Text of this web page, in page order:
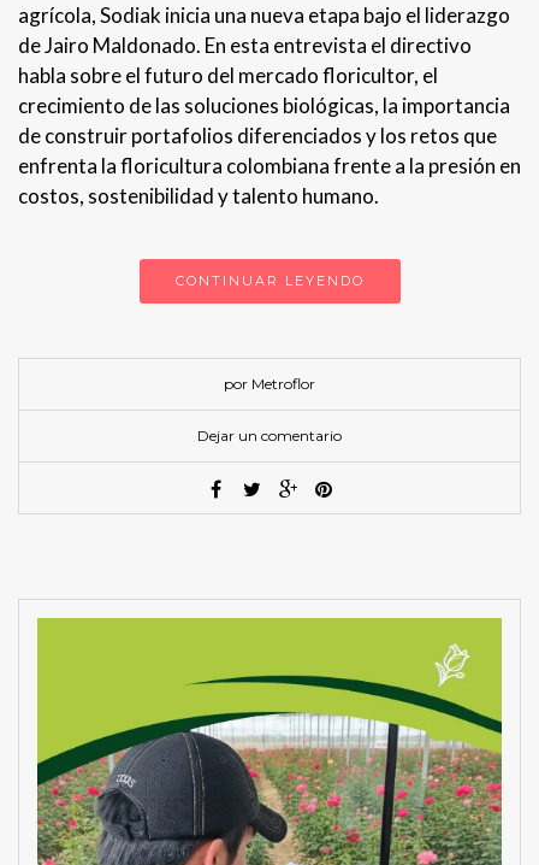
agrícola, Sodiak inicia una nueva etapa bajo el liderazgo
de Jairo Maldonado. En esta entrevista el directivo
habla sobre el futuro del mercado floricultor, el
crecimiento de las soluciones biológicas, la importancia
de construir portafolios diferenciados y los retos que
enfrenta la floricultura colombiana frente a la presión en
costos, sostenibilidad y talento humano.
CONTINUAR LEYENDO
por Metroflor
Dejar un comentario